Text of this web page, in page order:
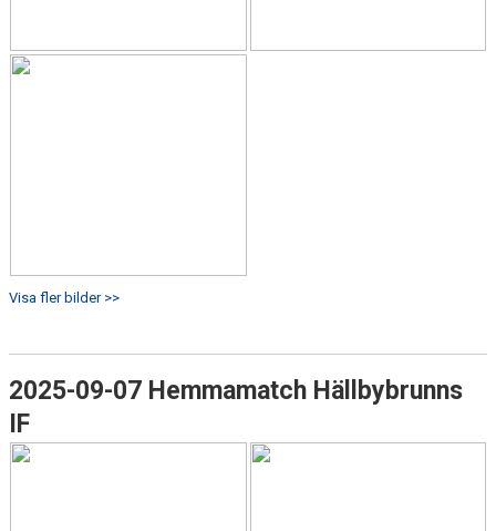
Visa fler bilder >>
2025-09-07 Hemmamatch Hällbybrunns
IF